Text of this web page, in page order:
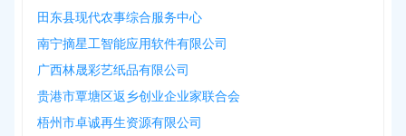
田东县现代农事综合服务中心
南宁摘星工智能应用软件有限公司
广西林晟彩艺纸品有限公司
贵港市覃塘区返乡创业企业家联合会
梧州市卓诚再生资源有限公司